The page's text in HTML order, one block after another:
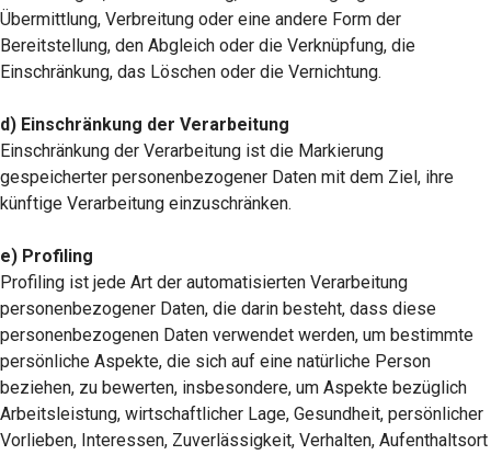
Übermittlung, Verbreitung oder eine andere Form der
Bereitstellung, den Abgleich oder die Verknüpfung, die
Einschränkung, das Löschen oder die Vernichtung.
d) Einschränkung der Verarbeitung
Einschränkung der Verarbeitung ist die Markierung
gespeicherter personenbezogener Daten mit dem Ziel, ihre
künftige Verarbeitung einzuschränken.
e) Profiling
Profiling ist jede Art der automatisierten Verarbeitung
personenbezogener Daten, die darin besteht, dass diese
personenbezogenen Daten verwendet werden, um bestimmte
persönliche Aspekte, die sich auf eine natürliche Person
beziehen, zu bewerten, insbesondere, um Aspekte bezüglich
Arbeitsleistung, wirtschaftlicher Lage, Gesundheit, persönlicher
Vorlieben, Interessen, Zuverlässigkeit, Verhalten, Aufenthaltsort